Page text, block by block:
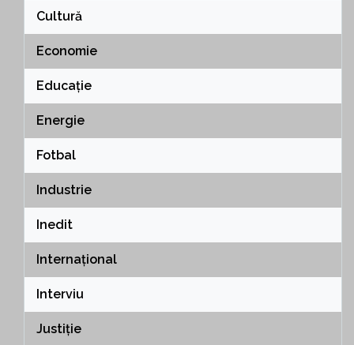
Cultură
Economie
Educație
Energie
Fotbal
Industrie
Inedit
Internațional
Interviu
Justiție